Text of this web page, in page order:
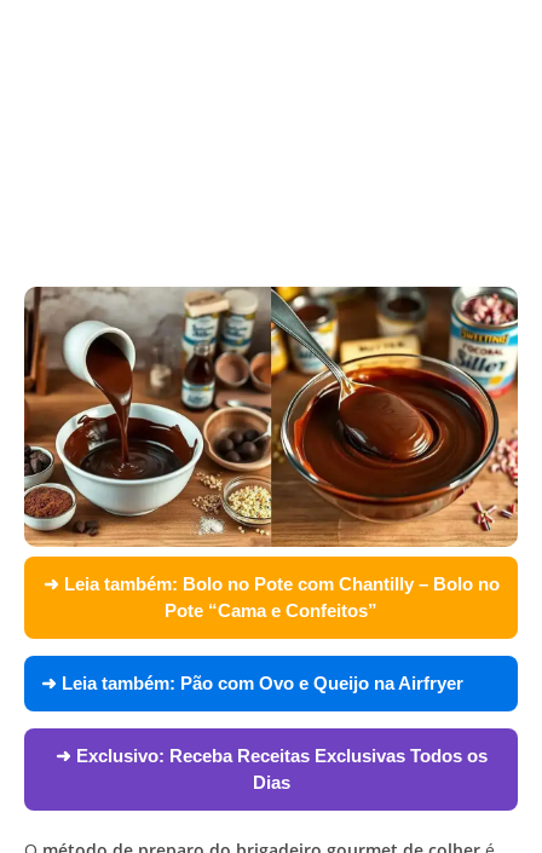
➜ Leia também: Bolo no Pote com Chantilly – Bolo no
Pote “Cama e Confeitos”
➜ Leia também: Pão com Ovo e Queijo na Airfryer
➜ Exclusivo: Receba Receitas Exclusivas Todos os
Dias